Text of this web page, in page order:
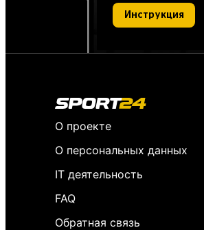
Инструкция
О проекте
О персональных данных
IT деятельность
FAQ
Обратная связь